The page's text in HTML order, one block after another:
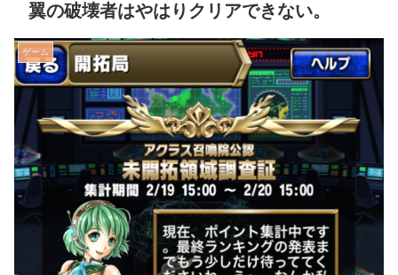
翼の破壊者はやはりクリアできない。
ゲーム